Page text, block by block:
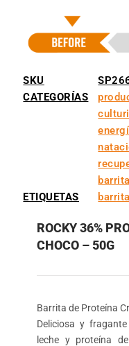
SKU
CATEGORÍAS
ETIQUETAS
ROCKY 36%
CHOCO – 50G
Barrita de Proteína
Deliciosa y
leche y proteína